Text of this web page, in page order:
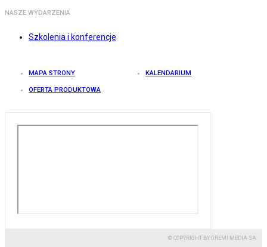
NASZE WYDARZENIA
Szkolenia i konferencje
MAPA STRONY KALENDARIUM
OFERTA PRODUKTOWA
© COPYRIGHT BY GREMI MEDIA SA